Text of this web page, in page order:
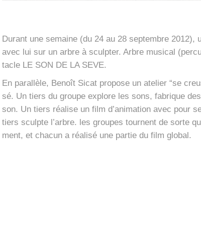
Durant une semaine (du 24 au 28 sep­tembre 2012),
avec lui sur un arbre à sculp­ter. Arbre musi­cal
tacle LE SON DE LA SEVE.
En paral­lèle, Benoît Sicat pro­pose un ate­lier “se
sé. Un tiers du groupe explore les sons, fabrique
son. Un tiers réa­lise un film d’a­ni­ma­tion avec pour
tiers sculpte l’arbre. les groupes tournent de sorte
ment, et cha­cun a réa­li­sé une par­tie du film glo­bal.